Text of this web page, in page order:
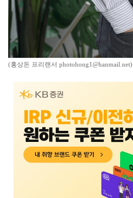
(홍상돈 프리랜서 photohong1@hanmail.net)